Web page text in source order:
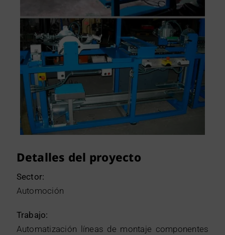
Detalles del proyecto
Sector:
Automoción
Trabajo:
Automatización líneas de montaje componentes